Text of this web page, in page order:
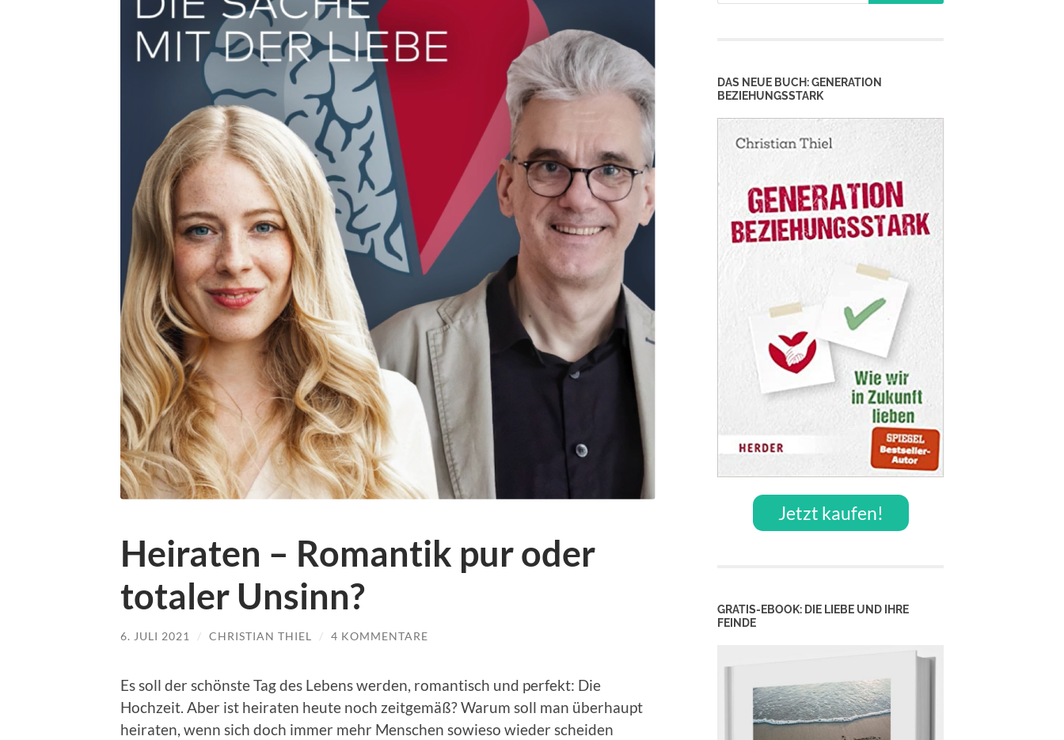
Heiraten – Romantik pur oder
totaler Unsinn?
6. JULI 2021 / CHRISTIAN THIEL / 4 KOMMENTARE
Es soll der schönste Tag des Lebens werden, romantisch und perfekt: Die
Hochzeit. Aber ist heiraten heute noch zeitgemäß? Warum soll man überhaupt
heiraten, wenn sich doch immer mehr Menschen sowieso wieder scheiden
DAS NEUE BUCH: GENERATION
BEZIEHUNGSSTARK
Jetzt kaufen!
GRATIS-EBOOK: DIE LIEBE UND IHRE
FEINDE